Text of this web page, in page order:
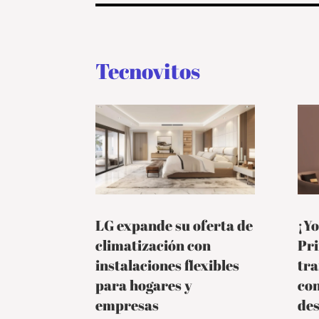
Tecnovitos
LG expande su oferta de
climatización con
instalaciones flexibles
para hogares y
empresas